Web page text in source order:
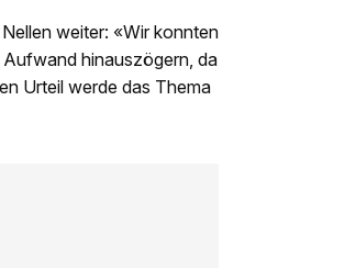
weiter: «Wir konnten
Aufwand hinauszögern, da
Urteil werde das Thema